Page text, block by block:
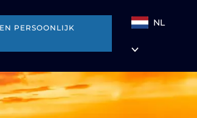
PERSOONLIJK
NL